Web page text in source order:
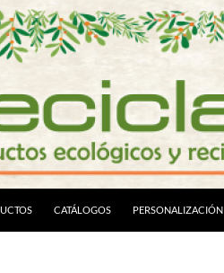
CATÁLOGOS PERSONALIZACIÓN